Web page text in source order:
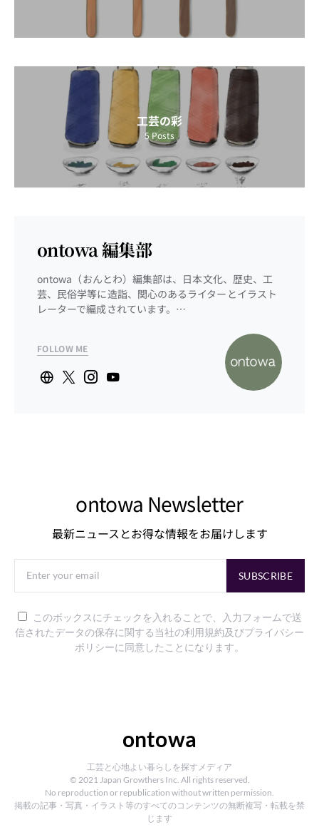
工芸の彩
5 Posts
ontowa 編集部
ontowa（おんとわ）編集部は、日本文化、歴史、工
芸、民俗学等に造詣、関心のあるライターとイラスト
レーターで編成されています。…
FOLLOW ME
ontowa Newsletter
最新ニュースとお得な情報をお届けします
SUBSCRIBE
このボックスにチェックを入れることで、入力フォームで送
信されたデータの保存に関する当社の利用規約及びプライバシー
ポリシーに同意したことになります。
ontowa
工芸と心地よい暮らしを探すメディア
© 2021 Japan Growthers Inc. All rights reserved.
No reproduction or republication without written permission.
掲載の記事・写真・イラスト等のすべてのコンテンツの無断複写・転載を禁
じます